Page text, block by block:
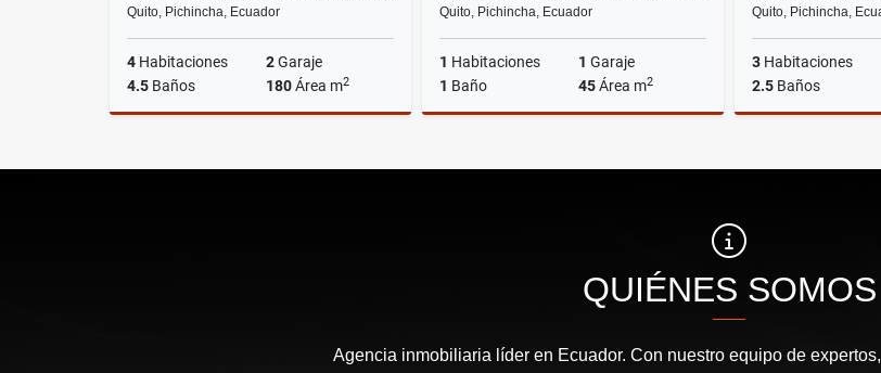
Quito, Pichincha, Ecuador
4 Habitaciones 2Garaje
4.5 Baños 180Área m2
US$670
Quito, Pichincha, Ecuador
1 Habitaciones 1 Garaje
1 Baño 45Área m2
US$780
Quito, Pichincha,
3 Habitaciones
2.5 Baños
QUIÉNES SOMOS
Agencia inmobiliaria líder en Ecuador. Con nuestro equipo de